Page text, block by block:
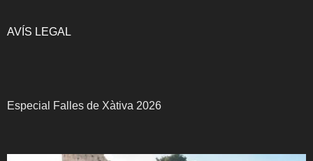
AVÍS LEGAL
Especial Falles de Xàtiva 2026